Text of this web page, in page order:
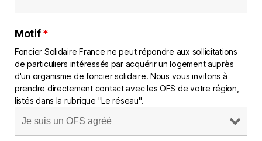
Motif*
Foncier Solidaire France ne peut répondre aux sollicitations
de particuliers intéressés par acquérir un logement auprès
d'un organisme de foncier solidaire. Nous vous invitons à
prendre directement contact avec les OFS de votre région,
listés dans la rubrique "Le réseau".